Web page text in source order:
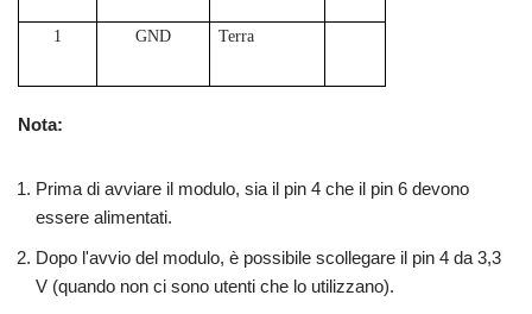
1 GND Terra
Nota:
Prima di avviare il modulo, sia il pin 4 che il pin 6 devono
essere alimentati.
Dopo l'avvio del modulo, è possibile scollegare il pin 4 da 3,3
V (quando non ci sono utenti che lo utilizzano).